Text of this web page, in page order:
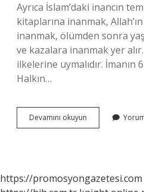
Ayrıca İslam’daki inancın
kitaplarına inanmak,
inanmak, ölümden sonra
ve kazalara inanmak yer
ilkelerine uymalıdır. İmanın
Halkın…
Devamını okuyun
Esasları
https://promosyongazetesi.com